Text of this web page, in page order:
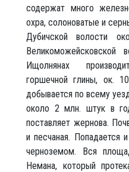
содержат много
охра, солоноватые и
Дубичской волости
Ищолнянах
горшечной глины, ок.
добывается по всему
около 2 млн. штук в
поставляет жернова.
и песчаная. Попадается
черноземом. Вся
Немана, который